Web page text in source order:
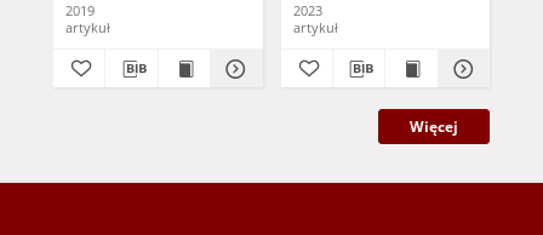
2019
artykuł
2023
artykuł
Więcej